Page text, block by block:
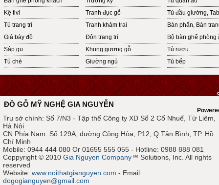
Kệ tivi
Tủ trang trí
Giá bày đồ
Sập gụ
Tủ chè
Tranh đục gỗ
Tranh khảm trai
Đôn trang trí
Khung gương gỗ
Giường ngủ
Tủ đầu giường,
Bàn phấn, Bàn
Bộ bàn ghế phòng
Tủ rượu
Tủ bếp
ĐỒ GỖ MỸ NGHỆ GIA NGUYỄN
Trụ sở chính: Số 7/N3 - Tập thể Công ty XD Số 2 Cổ Nhuế, Từ Liêm,
Hà Nội
CN Phía Nam: Số 129A, đường Cộng Hòa, P12, Q.Tân Bình, TP. Hồ
Chí Minh
Mobile: 0944 444 080 Or 01655 555 055 - Hotline: 0988 888 081
Coppyright © 2010 Gia Nguyen Company™ Solutions, Inc. All rights
reserved
Website: www.noithatgianguyen.com - Email:
dogogianguyen@gmail.com